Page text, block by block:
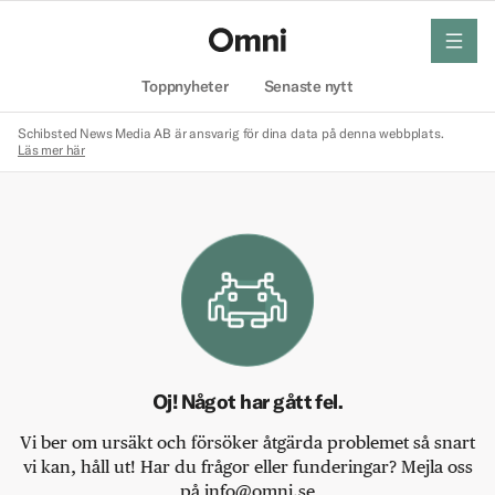
Toppnyheter Senaste nytt
meny
Schibsted News Media AB är ansvarig för dina data på denna webbplats.
Läs mer här
Oj! Något har gått fel.
Vi ber om ursäkt och försöker åtgärda problemet så snart
vi kan, håll ut! Har du frågor eller funderingar? Mejla oss